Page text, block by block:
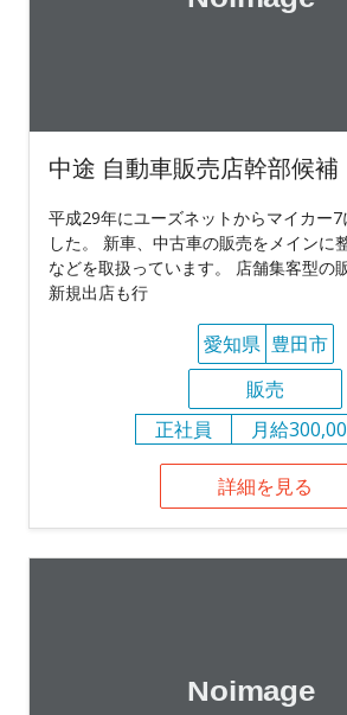
中途 自動車販売店幹部候補
平成29年にユーズネットからマイカー7
した。 新車、中古車の販売をメインに
などを取扱っています。 店舗集客型の
新規出店も行
愛知県 豊田市
販売
正社員
月給
詳細を見る